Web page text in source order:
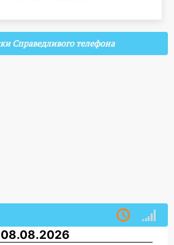
Справедливого телефона
08.08.2026